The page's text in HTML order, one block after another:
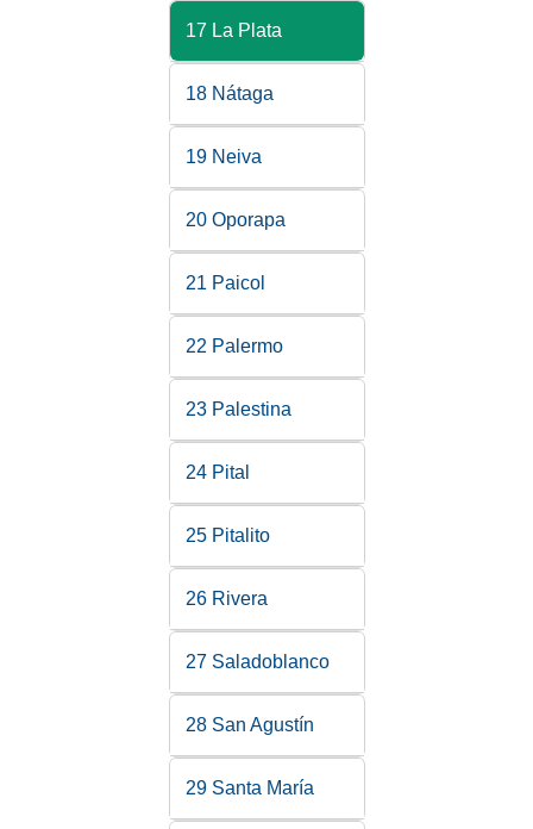
17 La Plata
18 Nátaga
19 Neiva
20 Oporapa
21 Paicol
22 Palermo
23 Palestina
24 Pital
25 Pitalito
26 Rivera
27 Saladoblanco
28 San Agustín
29 Santa María